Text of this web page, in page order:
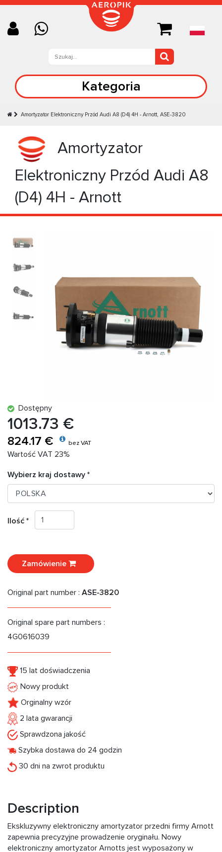
Kategoria
Amortyzator Elektroniczny Przód Audi A8 (D4) 4H - Arnott, ASE-3820
Amortyzator
Elektroniczny Przód Audi A8
(D4) 4H - Arnott
Dostępny
1013.73 €
824.17 € bez VAT
Wartość VAT 23%
Wybierz kraj dostawy *
Ilość *
Zamówienie
Original part number : ASE-3820
Original spare part numbers :
4G0616039
15 lat doświadczenia
Nowy produkt
Orginalny wzór
2 lata gwarancji
Sprawdzona jakość
Szybka dostawa do 24 godzin
30 dni na zwrot produktu
Description
Ekskluzywny elektroniczny amortyzator przedni firmy Arnott
zapewnia precyzyjne prowadzenie oryginału. Nowy
elektroniczny amortyzator Arnotts jest wyposażony w